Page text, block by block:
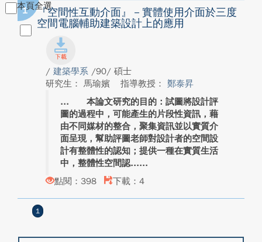
本頁全選
1
『空間性互動介面』－實體使用介面於三度
空間電腦輔助建築設計上的應用
/ 建築學系 /90/ 碩士
研究生： 馬瑜嬪
指導教授： 鄭泰昇
本論文研究的目的：試圖將設計評
圖的過程中，可能產生的片段性資訊，藉
由不同媒材的整合，聚集資訊並以實質介
面呈現，幫助評圖老師對設計者的空間設
計有整體性的認知；提供一種在實質生活
中，整體性空間認...
點閱：398
下載：4
1